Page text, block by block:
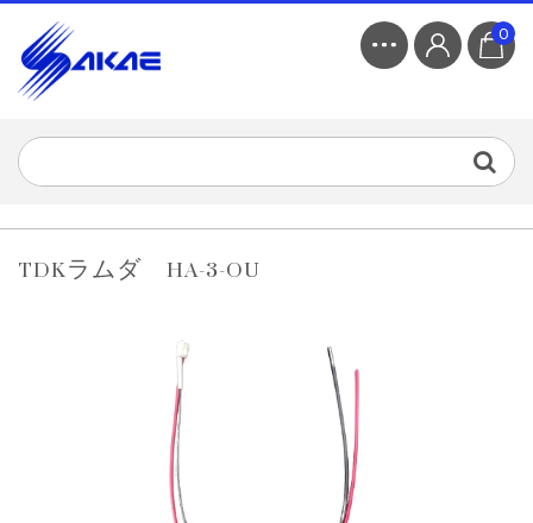
0
TDKラムダ HA-3-OU